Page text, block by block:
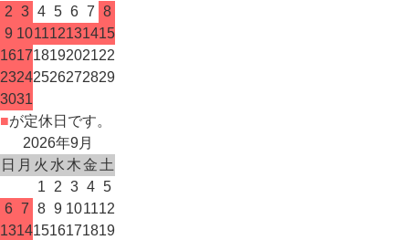
2 3 4 5 6 7 8
9 101112131415
16171819202122
23242526272829
3031
■が定休日です。
2026年9月
日 月 火 水 木金 土
1
2 3 4 5
6 7 8 9 101112
13141516171819